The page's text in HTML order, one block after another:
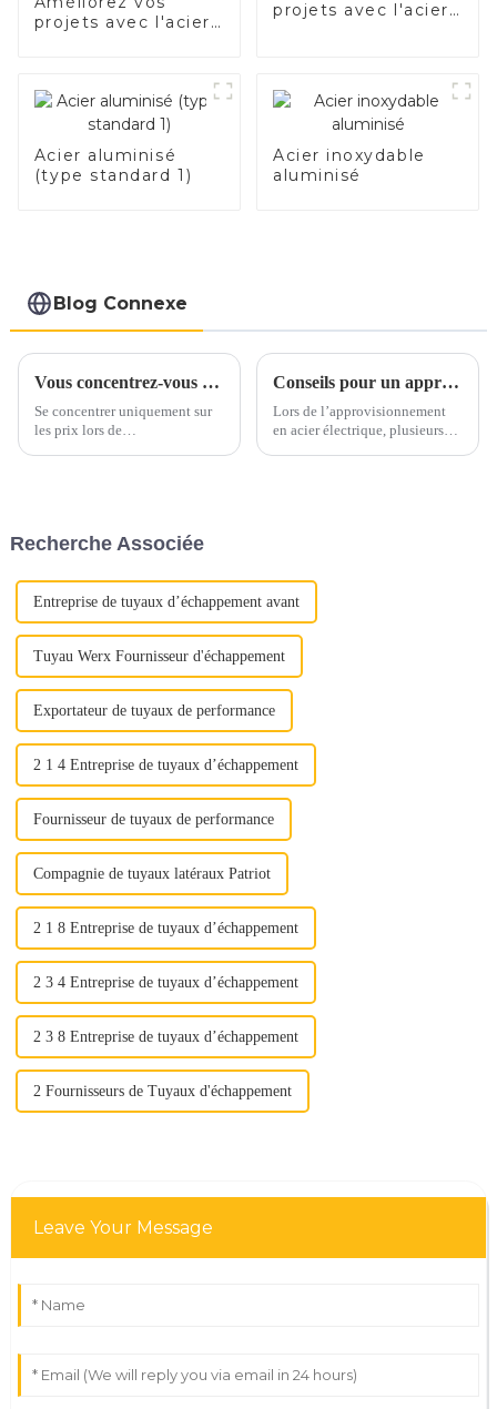
projets avec l'acier
projets avec l'acier
Acier aluminisé
(type standard 1)
Acier inoxydable
aluminisé
Blog Connexe
Vous concentrez-vous uniquement sur les prix lorsque vous vous approvisionnez en acier inoxydable ?
Se concentrer uniquement sur
les prix lors de
de valeur complète de l'acier
qualité »
Conseils pour un approvisionnement en acier électrique en toute confiance
Lors de l’approvisionnement
en acier électrique, plusieurs
Recherche Associée
Entreprise de tuyaux d’échappement avant
Tuyau Werx Fournisseur d'échappement
Exportateur de tuyaux de performance
2 1 4 Entreprise de tuyaux d’échappement
Fournisseur de tuyaux de performance
Compagnie de tuyaux latéraux Patriot
2 1 8 Entreprise de tuyaux d’échappement
2 3 4 Entreprise de tuyaux d’échappement
2 3 8 Entreprise de tuyaux d’échappement
2 Fournisseurs de Tuyaux d'échappement
Leave Your Message